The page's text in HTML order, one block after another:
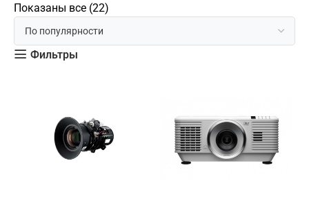
Показаны все (22)
Фильтры